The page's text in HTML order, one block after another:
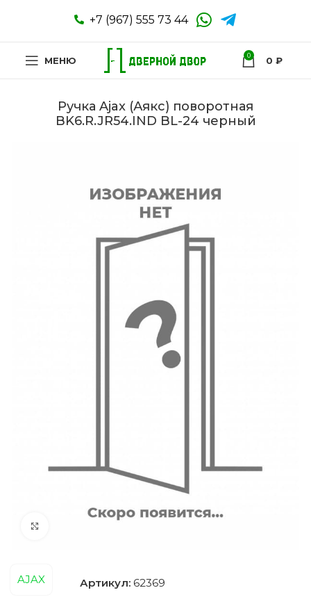
+7 (967) 555 73 44
МЕНЮ 0 0 ₽
Ручка Ajax (Аякс) поворотная
BK6.R.JR54.IND BL-24 черный
AJAX Артикул: 62369